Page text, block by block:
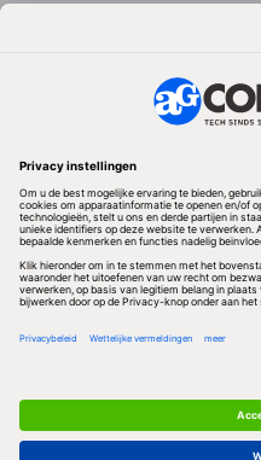
Adverteren
Volg ons
Redactionele partner
Algemene Voorwaarden & Copyrights